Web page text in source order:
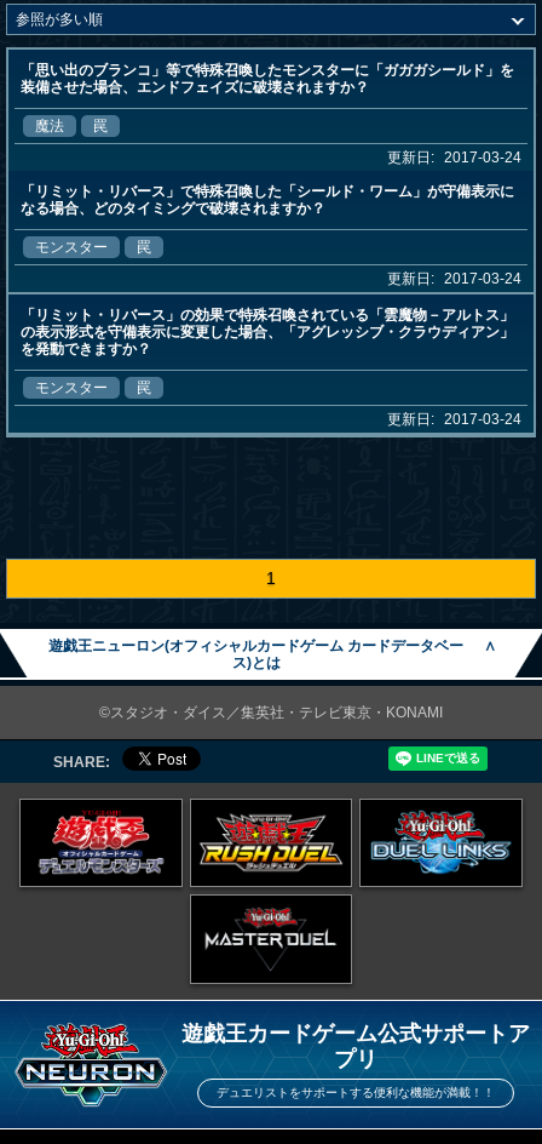
「思い出のブランコ」等で特殊召喚したモンスターに「ガガガシールド」を
装備させた場合、エンドフェイズに破壊されますか？
魔法
罠
更新日: 2017-03-24
「リミット・リバース」で特殊召喚した「シールド・ワーム」が守備表示に
なる場合、どのタイミングで破壊されますか？
モンスター
罠
更新日: 2017-03-24
「リミット・リバース」の効果で特殊召喚されている「雲魔物－アルトス」
の表示形式を守備表示に変更した場合、「アグレッシブ・クラウディアン」
を発動できますか？
モンスター
罠
更新日: 2017-03-24
1
遊戯王ニューロン(オフィシャルカードゲーム カードデータベー
ス)とは
∧
©スタジオ・ダイス／集英社・テレビ東京・KONAMI
SHARE:
遊戯王カードゲーム公式サポートア
プリ
デュエリストをサポートする便利な機能が満載！！